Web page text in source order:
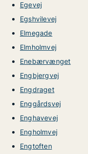
Egevej
Egshvilevej
Elmegade
Elmholmvej
Enebærvænget
Engbjergvej
Engdraget
Enggårdsvej
Enghavevej
Engholmvej
Engtoften